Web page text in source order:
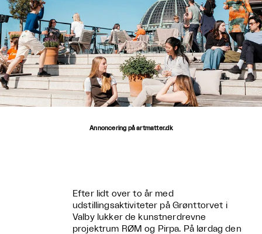
Annoncering på artmatter.dk
Efter lidt over to år med
udstillingsaktiviteter på Grønttorvet i
Valby lukker de kunstnerdrevne
projektrum RØM og Pirpa. På lørdag den